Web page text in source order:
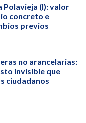
Polavieja (I): valor
concreto e
previos
no arancelarias:
invisible que
ciudadanos